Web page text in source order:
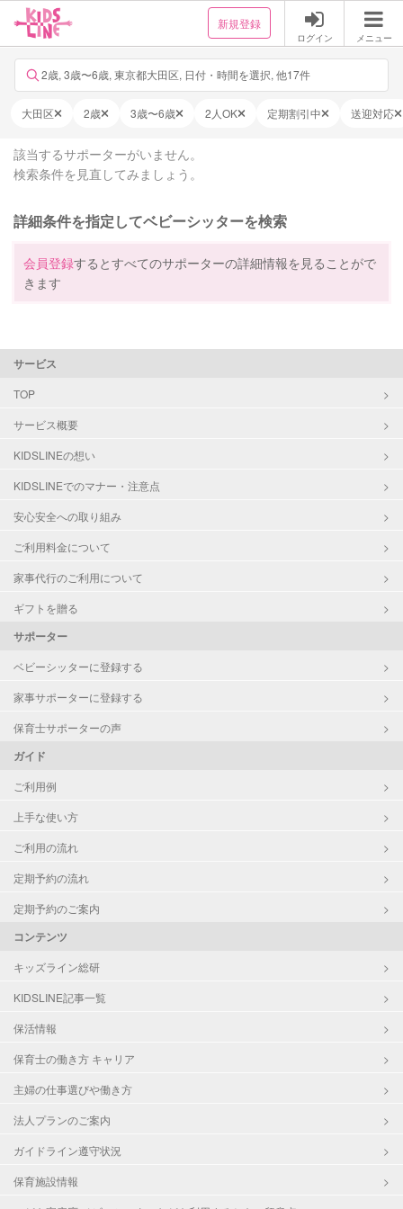
新規登録
ログイン メニュー
2歳, 3歳〜6歳, 東京都大田区, 日付・時間を選択, 他17件
大田区 2歳 3歳〜6歳 2人OK 定期割引中 送迎対応
該当するサポーターがいません。
検索条件を見直してみましょう。
詳細条件を指定してベビーシッターを検索
会員登録するとすべてのサポーターの詳細情報を見ることがで
きます
サービス
TOP
サービス概要
KIDSLINEの想い
KIDSLINEでのマナー・注意点
安心安全への取り組み
ご利用料金について
家事代行のご利用について
ギフトを贈る
サポーター
ベビーシッターに登録する
家事サポーターに登録する
保育士サポーターの声
ガイド
ご利用例
上手な使い方
ご利用の流れ
定期予約の流れ
定期予約のご案内
コンテンツ
キッズライン総研
KIDSLINE記事一覧
保活情報
保育士の働き方 キャリア
主婦の仕事選びや働き方
法人プランのご案内
ガイドライン遵守状況
保育施設情報